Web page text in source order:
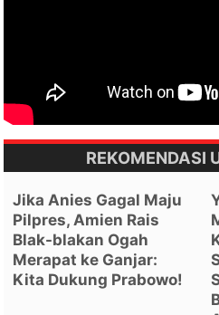
REKOMENDASI
Jika Anies Gagal Maju
Pilpres, Amien Rais
Blak-blakan Ogah
Merapat ke Ganjar:
Kita Dukung Prabowo!